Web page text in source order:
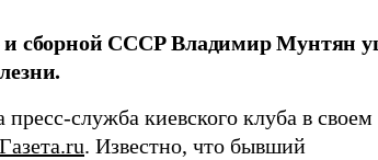
сборной СССР Владимир Мунтян
служба киевского клуба в своем
Газета.ru. Известно, что бывший